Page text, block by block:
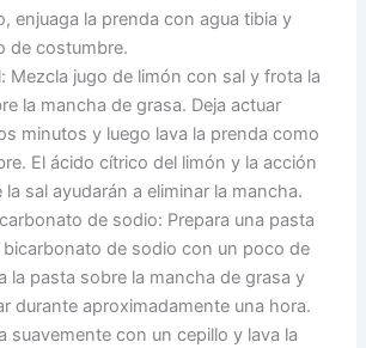
enjuaga la prenda con agua tibia y
de costumbre.
Mezcla jugo de limón con sal y frota la
la mancha de grasa. Deja actuar
minutos y luego lava la prenda como
El ácido cítrico del limón y la acción
la sal ayudarán a eliminar la mancha.
de sodio: Prepara una pasta
de sodio con un poco de
la pasta sobre la mancha de grasa y
durante aproximadamente una hora.
suavemente con un cepillo y lava la